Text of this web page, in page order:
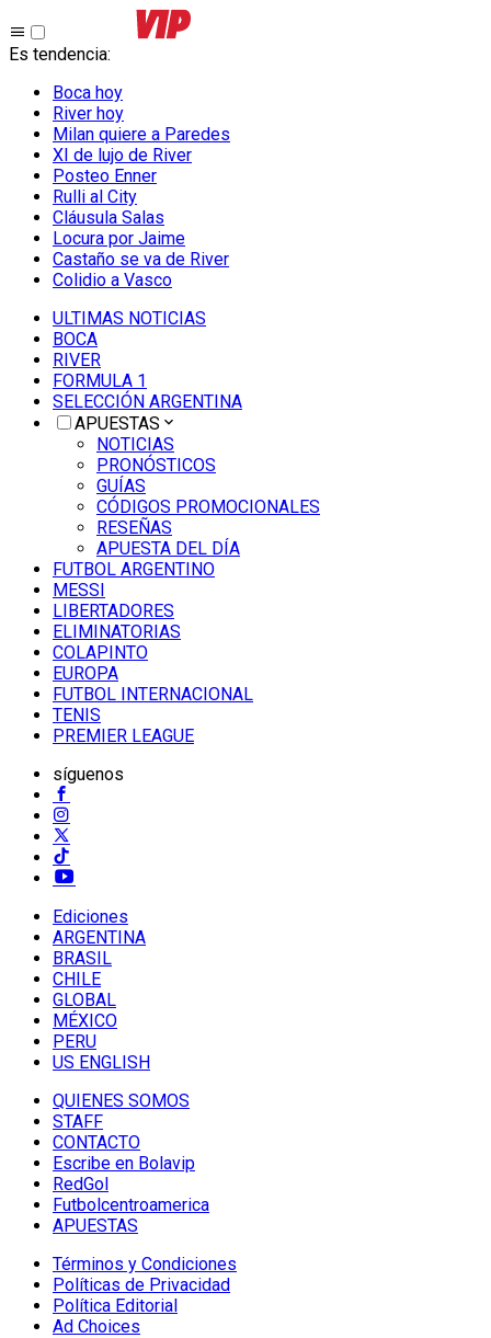
Es tendencia:
Boca hoy
River hoy
Milan quiere a Paredes
XI de lujo de River
Posteo Enner
Rulli al City
Cláusula Salas
Locura por Jaime
Castaño se va de River
Colidio a Vasco
ULTIMAS NOTICIAS
BOCA
RIVER
FORMULA 1
SELECCIÓN ARGENTINA
APUESTAS
NOTICIAS
PRONÓSTICOS
GUÍAS
CÓDIGOS PROMOCIONALES
RESEÑAS
APUESTA DEL DÍA
FUTBOL ARGENTINO
MESSI
LIBERTADORES
ELIMINATORIAS
COLAPINTO
EUROPA
FUTBOL INTERNACIONAL
TENIS
PREMIER LEAGUE
síguenos
Ediciones
ARGENTINA
BRASIL
CHILE
GLOBAL
MÉXICO
PERU
US ENGLISH
QUIENES SOMOS
STAFF
CONTACTO
Escribe en Bolavip
RedGol
Futbolcentroamerica
APUESTAS
Términos y Condiciones
Políticas de Privacidad
Política Editorial
Ad Choices